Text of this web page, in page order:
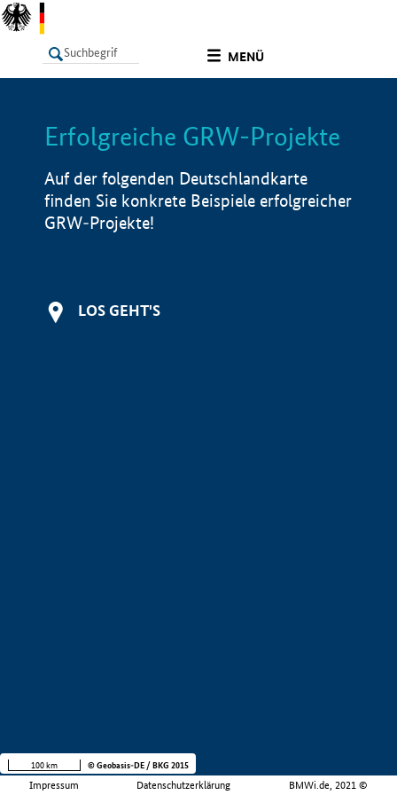
MENÜ
LISTE Info
Erfolgreiche GRW-Projekte
Auf der folgenden Deutschlandkarte
finden Sie konkrete Beispiele erfolgreicher
GRW-Projekte!
LOS GEHT'S
Impressum Datenschutzerklärung BMWi.de, 2021 ©
100 km © Geobasis-DE / BKG 2015